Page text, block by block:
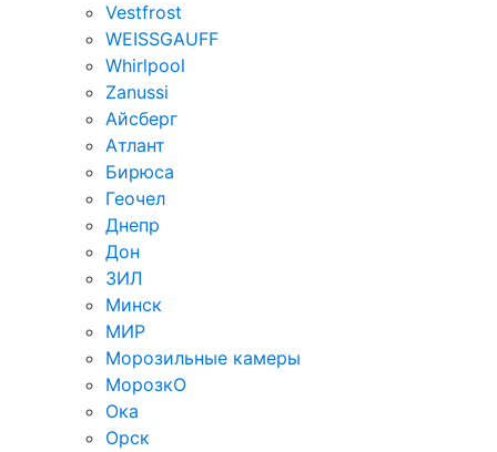
Vestfrost
WEISSGAUFF
Whirlpool
Zanussi
Айсберг
Атлант
Бирюса
Геочел
Днепр
Дон
ЗИЛ
Минск
МИР
Морозильные камеры
МорозкО
Ока
Орск